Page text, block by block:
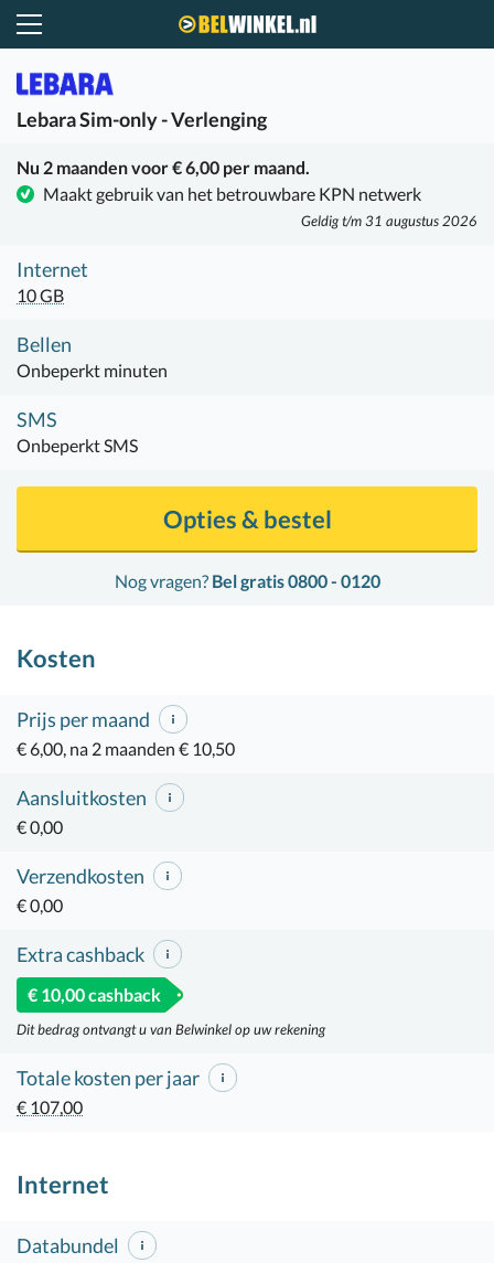
LebaraSim-only - Verlenging
Nu 2 maanden voor € 6,00 per maand.
Maakt gebruik van het betrouwbare KPN netwerk
Geldig t/m 31 augustus 2026
Internet
10 GB
Bellen
Onbeperkt minuten
SMS
Onbeperkt SMS
Nog vragen? Bel gratis 0800 - 0120
Opties & bestel
Kosten
Prijs per maand
€ 6,00, na 2 maanden € 10,50
Aansluitkosten
€ 0,00
Verzendkosten
€ 0,00
Extra cashback
€ 10,00 cashback
Dit bedrag ontvangt u van Belwinkel op uw rekening
Totale kosten per jaar
€ 107,00
Internet
Databundel